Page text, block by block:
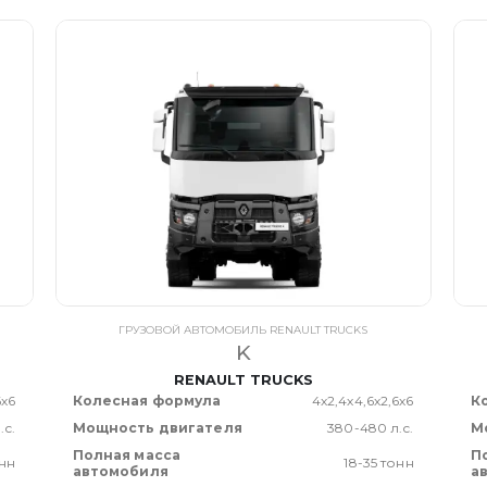
ГРУЗОВОЙ АВТОМОБИЛЬ RENAULT TRUCKS
K
RENAULT TRUCKS
Колесная формула
4х2,4х4,6х2,6х6
Мощность двигателя
380-480 л.с.
Полная масса
автомобиля
18-35 тонн